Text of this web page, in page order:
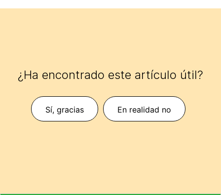
¿Ha encontrado este artículo útil?
Sí, gracias En realidad no